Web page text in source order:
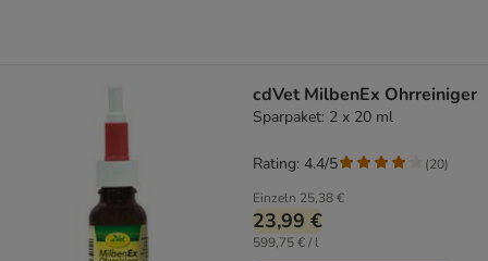
cdVet MilbenEx Ohrreiniger
Sparpaket: 2 x 20 ml
Einzeln 25,38 €
23,99 €
599,75 € / l
Rating: 4.4/5 (20)